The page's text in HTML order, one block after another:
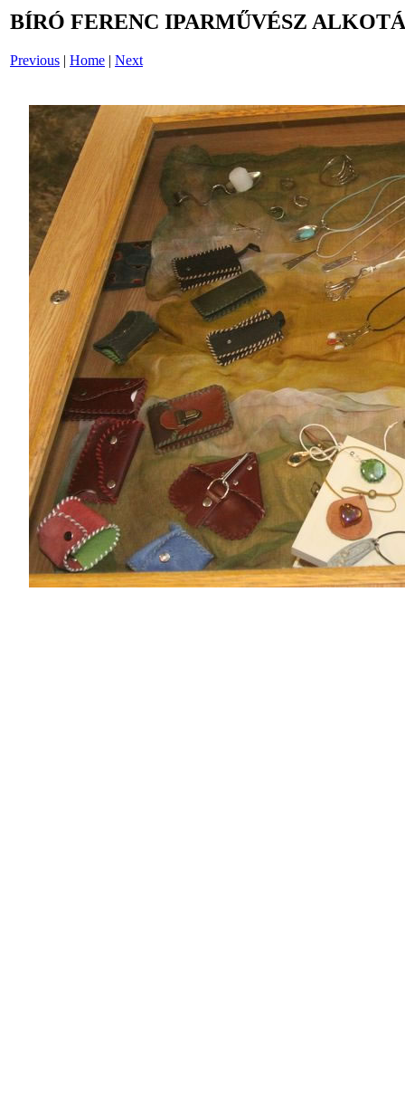
BÍRÓ FERENC IPARMŰVÉSZ
Previous | Home | Next